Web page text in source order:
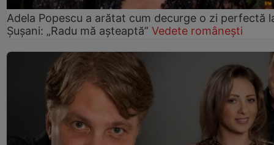
Adela Popescu a arătat cum decurge o zi perfectă
Șușani: „Radu mă așteaptă” Vedete românești